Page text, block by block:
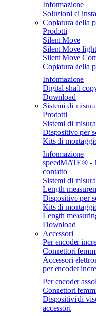
Informazione
Soluzioni di
Copiatura della
Prodotti
Silent Move
Silent Move light
Silent Move
Copiatura della
Informazione
Digital shaft
Download
Sistemi di
Prodotti
Sistemi di
Dispositivo per
Kits di
Informazione
speedMATE® -
contatto
Sistemi di
Length
Dispositivo per
Kits di
Length
Download
Accessori
Per encoder
Connettori
Accessori
per encoder
Per encoder
Connettori
Dispositivi di
accessori